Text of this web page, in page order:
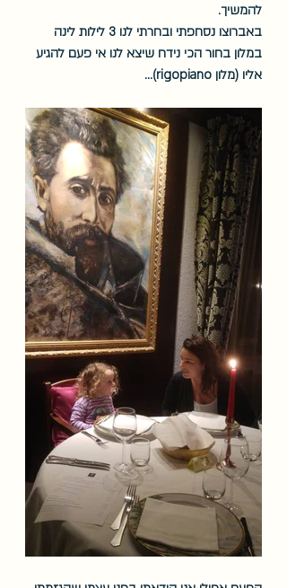
להמשיך.
באברוצו נסחפתי ובחרתי לנו 3 לילות לינה
במלון בחור הכי נידח שיצא לנו אי פעם להגיע
אליו (מלון rigopiano)...